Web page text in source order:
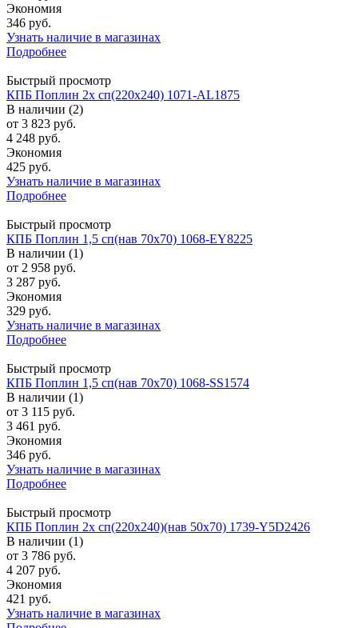
Экономия
346 руб.
Узнать наличие в магазинах
Подробнее
Быстрый просмотр
КПБ Поплин 2х сп(220х240) 1071-AL1875
В наличии (2)
от 3 823 руб.
4 248 руб.
Экономия
425 руб.
Узнать наличие в магазинах
Подробнее
Быстрый просмотр
КПБ Поплин 1,5 сп(нав 70х70) 1068-EY8225
В наличии (1)
от 2 958 руб.
3 287 руб.
Экономия
329 руб.
Узнать наличие в магазинах
Подробнее
Быстрый просмотр
КПБ Поплин 1,5 сп(нав 70х70) 1068-SS1574
В наличии (1)
от 3 115 руб.
3 461 руб.
Экономия
346 руб.
Узнать наличие в магазинах
Подробнее
Быстрый просмотр
КПБ Поплин 2х сп(220х240)(нав 50х70) 1739-Y5D2426
В наличии (1)
от 3 786 руб.
4 207 руб.
Экономия
421 руб.
Узнать наличие в магазинах